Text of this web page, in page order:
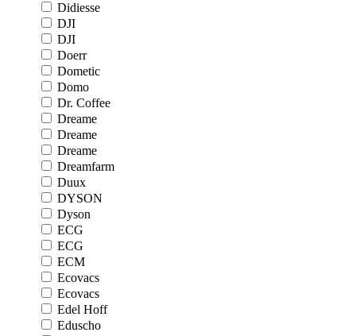
Didiesse
DJI
DJI
Doerr
Dometic
Domo
Dr. Coffee
Dreame
Dreame
Dreame
Dreamfarm
Duux
DYSON
Dyson
ECG
ECG
ECM
Ecovacs
Ecovacs
Edel Hoff
Eduscho